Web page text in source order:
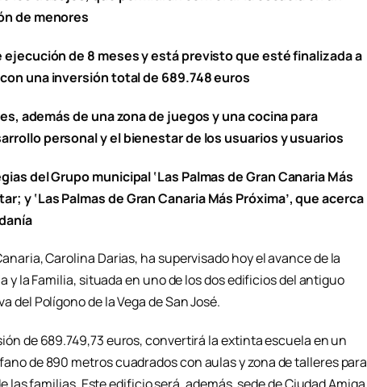
de menores
de 8 meses y está previsto que esté finalizada a
una inversión total de 689.748 euros
además de una zona de juegos y una cocina para
personal y el bienestar de los usuarios y usuarios
del Grupo municipal ‘Las Palmas de Gran Canaria Más
y ‘Las Palmas de Gran Canaria Más Próxima’, que acerca
Carolina Darias, ha supervisado hoy el avance de la
y la Familia, situada en uno de los dos edificios del antiguo
del Polígono de la Vega de San José.
de 689.749,73 euros, convertirá la extinta escuela en un
de 890 metros cuadrados con aulas y zona de talleres para